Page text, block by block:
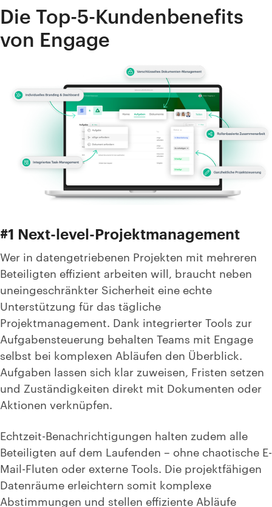
Die Top-5-Kundenbenefits
von Engage
#1 Next-level-Projektmanagement
Wer in datengetriebenen Projekten mit mehreren
Beteiligten effizient arbeiten will, braucht neben
uneingeschränkter Sicherheit eine echte
Unterstützung für das tägliche
Projektmanagement. Dank integrierter Tools zur
Aufgabensteuerung behalten Teams mit Engage
selbst bei komplexen Abläufen den Überblick.
Aufgaben lassen sich klar zuweisen, Fristen setzen
und Zuständigkeiten direkt mit Dokumenten oder
Aktionen verknüpfen.
Echtzeit-Benachrichtigungen halten zudem alle
Beteiligten auf dem Laufenden – ohne chaotische E-
Mail-Fluten oder externe Tools. Die projektfähigen
Datenräume erleichtern somit komplexe
Abstimmungen und stellen effiziente Abläufe